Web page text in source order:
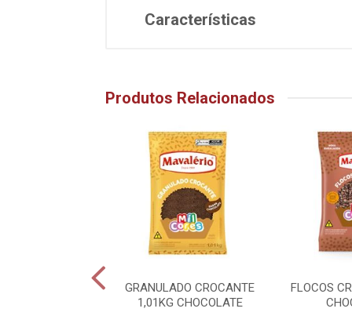
Características
Produtos Relacionados
GRANULADO CROCANTE
1,01KG CHOCOLATE
FLOCOS